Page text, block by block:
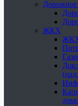
Дорожное
ЖКХ